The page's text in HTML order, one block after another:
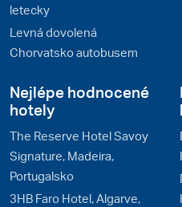
letecky
Levná dovolená
Chorvatsko autobusem
Nejlépe hodnocené
hotely
The Reserve Hotel Savoy
Signature, Madeira,
Portugalsko
3HB Faro Hotel, Algarve,